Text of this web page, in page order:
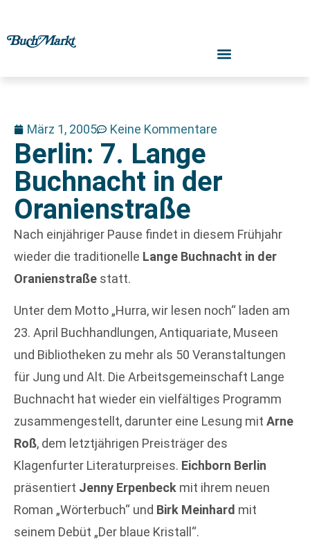
März 1, 2005 Keine Kommentare
Berlin: 7. Lange
Buchnacht in der
Oranienstraße
Nach einjähriger Pause findet in diesem Frühjahr
wieder die traditionelle Lange Buchnacht in der
Oranienstraße statt.
Unter dem Motto „Hurra, wir lesen noch“ laden am
23. April Buchhandlungen, Antiquariate, Museen
und Bibliotheken zu mehr als 50 Veranstaltungen
für Jung und Alt. Die Arbeitsgemeinschaft Lange
Buchnacht hat wieder ein vielfältiges Programm
zusammengestellt, darunter eine Lesung mit Arne
Roß, dem letztjährigen Preisträger des
Klagenfurter Literaturpreises. Eichborn Berlin
präsentiert Jenny Erpenbeck mit ihrem neuen
Roman „Wörterbuch“ und Birk Meinhard mit
seinem Debüt „Der blaue Kristall“.